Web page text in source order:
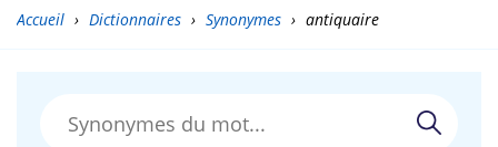
Accueil › Dictionnaires › Synonymes › antiquaire